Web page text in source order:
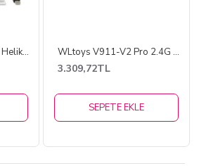
WLtoys V911 4 Kanal Helikopter Versiyon2 WLtoys V911-V2 Pro 2.4G 4CH RC Helicopter
3.309,72TL
SEPETE EKLE